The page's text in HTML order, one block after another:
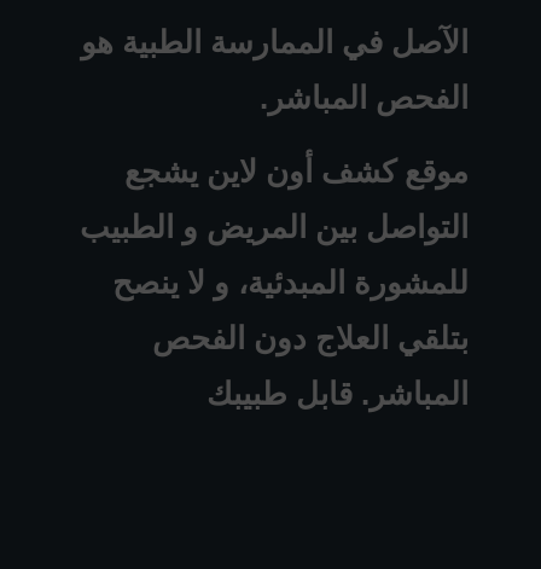
الآصل في الممارسة الطبية هو
الفحص المباشر.
موقع كشف أون لاين يشجع
التواصل بين المريض و الطبيب
للمشورة المبدئية، و لا ينصح
بتلقي العلاج دون الفحص
المباشر. قابل طبيبك